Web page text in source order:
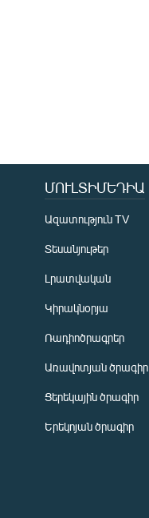
ՄՈՒԼՏԻՄԵԴԻԱ
Ազատություն TV
Տեսանյութեր
Լրատվական
Կիրակնօրյա
Ռադիոծրագրեր
Առավոտյան ծրագիր
Ցերեկային ծրագիր
Երեկոյան ծրագիր